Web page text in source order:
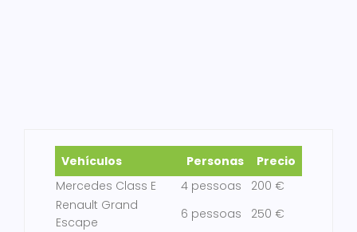
Vehículos Personas
Precio
Mercedes Class E
4 pessoas
200 €
Renault Grand
Escape
6 pessoas
250 €